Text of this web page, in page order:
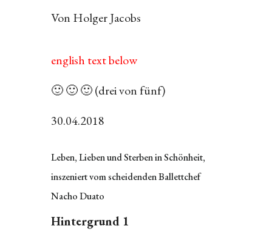
Von Holger Jacobs
english text below
🙂 🙂 🙂 (drei von fünf)
30.04.2018
Leben, Lieben und Sterben in Schönheit,
inszeniert vom scheidenden Ballettchef
Nacho Duato
Hintergrund 1